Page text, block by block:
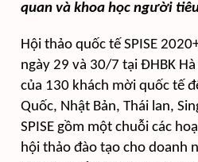
quan và khoa học người
Hội thảo quốc tế SPISE
ngày 29 và 30/7 tại ĐHBK
của 130 khách mời quốc tế
Quốc, Nhật Bản, Thái lan,
SPISE gồm một chuỗi các
hội thảo đào tạo cho doanh